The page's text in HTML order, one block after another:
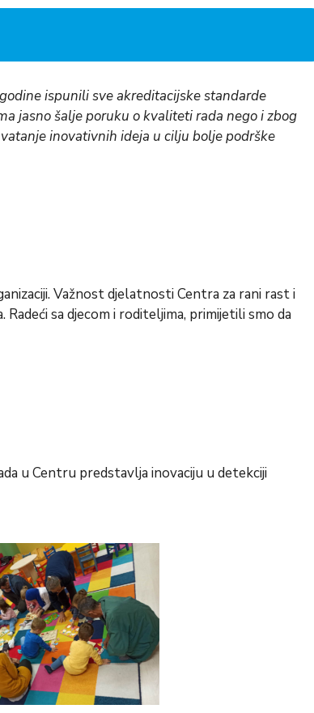
ispunili sve akreditacijske standarde
jasno šalje poruku o kvaliteti rada nego i zbog
inovativnih ideja u cilju bolje podrške
Važnost djelatnosti Centra za rani rast i
sa djecom i roditeljima, primijetili smo da
u Centru predstavlja inovaciju u detekciji